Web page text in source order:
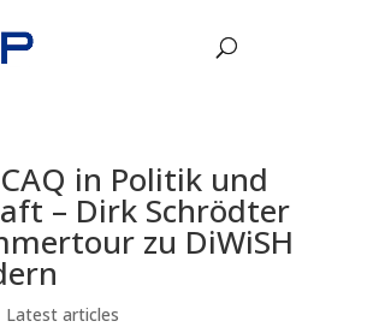
CAQ in Politik und
– Dirk Schrödter
zu DiWiSH
Latest articles